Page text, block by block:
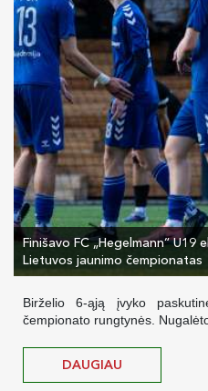
Finišavo FC „Hegelmann“
Lietuvos jaunimo čempionatas
Birželio 6-ąją įvyko
čempionato rungtynės.
DAUGIAU